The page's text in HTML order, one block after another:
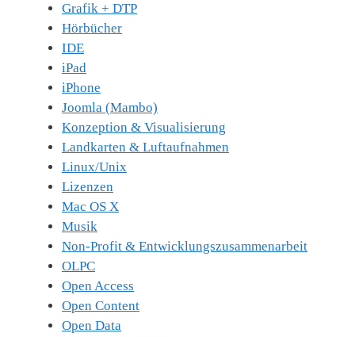
Grafik + DTP
Hörbücher
IDE
iPad
iPhone
Joomla (Mambo)
Konzeption & Visualisierung
Landkarten & Luftaufnahmen
Linux/Unix
Lizenzen
Mac OS X
Musik
Non-Profit & Entwicklungszusammenarbeit
OLPC
Open Access
Open Content
Open Data